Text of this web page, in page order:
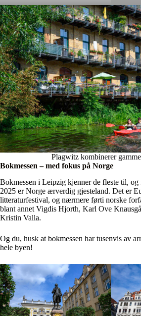
Plagwitz kombinerer
Bokmessen – med fokus på Norge
Bokmessen i Leipzig kjenner de fleste til, og
2025 er Norge ærverdig gjesteland. Det er
litteraturfestival, og nærmere førti norske
blant annet Vigdis Hjorth, Karl Ove
Kristin Valla.
Og du, husk at bokmessen har tusenvis av
hele byen!